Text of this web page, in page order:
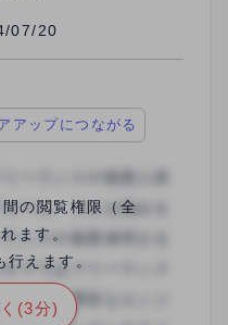
07/20
アップにつながる
の閲覧権限（全
ます。
えます。
(3分)